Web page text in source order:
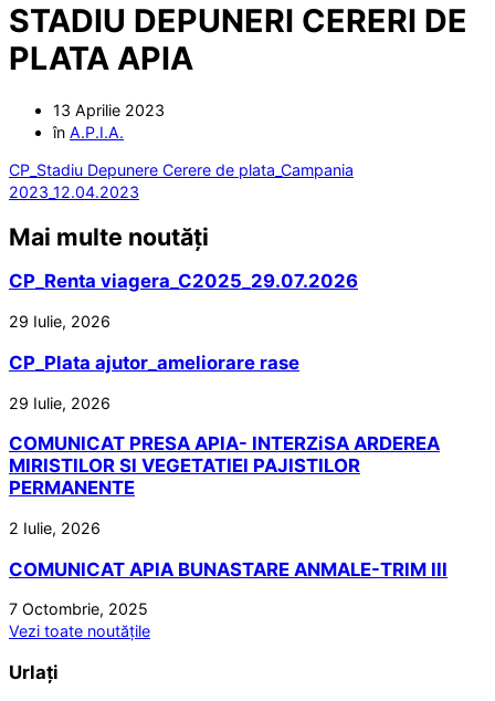
STADIU DEPUNERI CERERI DE
PLATA APIA
13 Aprilie 2023
în A.P.I.A.
CP_Stadiu Depunere Cerere de plata_Campania
2023_12.04.2023
Mai multe noutăți
CP_Renta viagera_C2025_29.07.2026
29 Iulie, 2026
CP_Plata ajutor_ameliorare rase
29 Iulie, 2026
COMUNICAT PRESA APIA- INTERZiSA ARDEREA
MIRISTILOR SI VEGETATIEI PAJISTILOR
PERMANENTE
2 Iulie, 2026
COMUNICAT APIA BUNASTARE ANMALE-TRIM III
7 Octombrie, 2025
Vezi toate noutățile
Urlați